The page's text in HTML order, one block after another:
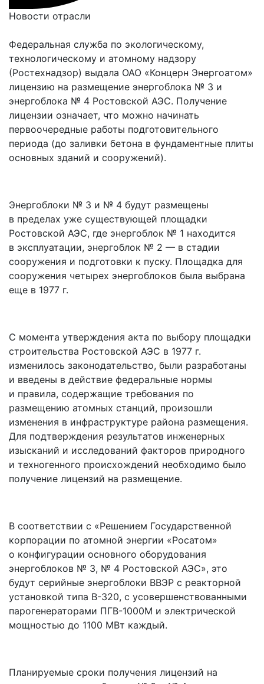
Новости отрасли
Федеральная служба по экологическому,
технологическому и атомному надзору
(Ростехнадзор) выдала ОАО «Концерн Энергоатом»
лицензию на размещение энергоблока № 3 и
энергоблока № 4 Ростовской АЭС. Получение
лицензии означает, что можно начинать
первоочередные работы подготовительного
периода (до заливки бетона в фундаментные плиты
основных зданий и сооружений).
Энергоблоки № 3 и № 4 будут размещены
в пределах уже существующей площадки
Ростовской АЭС, где энергоблок № 1 находится
в эксплуатации, энергоблок № 2 — в стадии
сооружения и подготовки к пуску. Площадка для
сооружения четырех энергоблоков была выбрана
еще в 1977 г.
С момента утверждения акта по выбору площадки
строительства Ростовской АЭС в 1977 г.
изменилось законодательство, были разработаны
и введены в действие федеральные нормы
и правила, содержащие требования по
размещению атомных станций, произошли
изменения в инфраструктуре района размещения.
Для подтверждения результатов инженерных
изысканий и исследований факторов природного
и техногенного происхождений необходимо было
получение лицензий на размещение.
В соответствии с «Решением Государственной
корпорации по атомной энергии «Росатом»
о конфигурации основного оборудования
энергоблоков № 3, № 4 Ростовской АЭС», это
будут серийные энергоблоки ВВЭР с реакторной
установкой типа В-320, с усовершенствованными
парогенераторами ПГВ-1000М и электрической
мощностью до 1100 МВт каждый.
Планируемые сроки получения лицензий на